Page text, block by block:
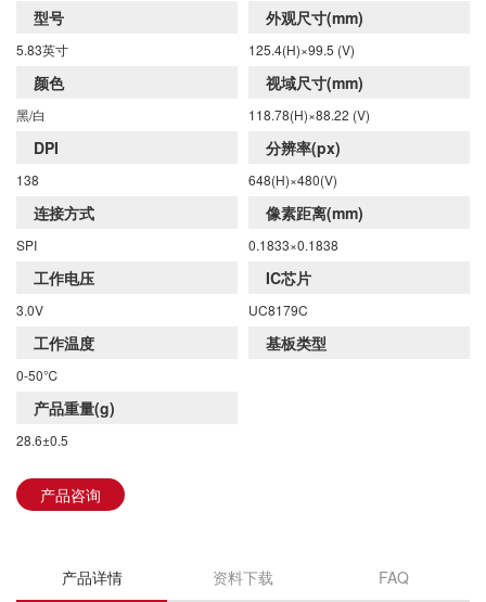
引的原理，当电流通过电场时，相 应区域的黑色或
白色颗粒会移动到微胶囊的顶部，该区域就会变成白
色或黑色。
型号
5.83英寸
外观尺寸(mm)
125.4(H)×99.5 (V)
颜色
黑/白
视域尺寸(mm)
118.78(H)×88.22 (V)
DPI
138
分辨率(px)
648(H)×480(V)
连接方式
SPI
像素距离(mm)
0.1833×0.1838
工作电压
3.0V
IC芯片
UC8179C
工作温度
0-50℃
基板类型
产品重量(g)
28.6±0.5
产品咨询
产品详情 资料下载 FAQ